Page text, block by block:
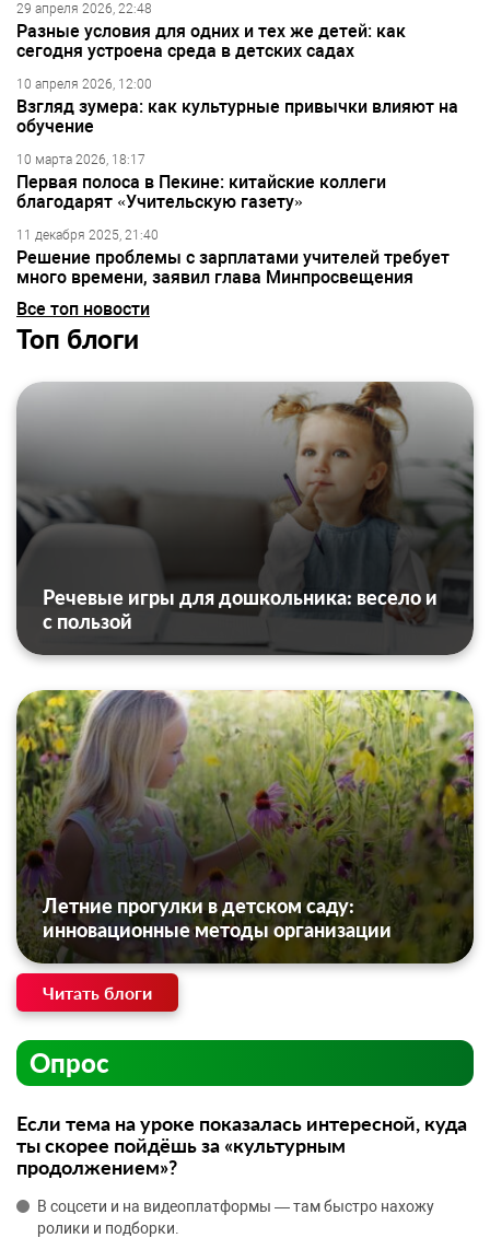
29 апреля 2026, 22:48
Разные условия для одних и тех же детей: как
сегодня устроена среда в детских садах
10 апреля 2026, 12:00
Взгляд зумера: как культурные привычки влияют на
обучение
10 марта 2026, 18:17
Первая полоса в Пекине: китайские коллеги
благодарят «Учительскую газету»
11 декабря 2025, 21:40
Решение проблемы с зарплатами учителей требует
много времени, заявил глава Минпросвещения
Все топ новости
Топ блоги
Речевые игры для дошкольника: весело и
с пользой
Летние прогулки в детском саду:
инновационные методы организации
Читать блоги
Опрос
Если тема на уроке показалась интересной, куда
ты скорее пойдёшь за «культурным
продолжением»?
В соцсети и на видеоплатформы — там быстро нахожу
ролики и подборки.